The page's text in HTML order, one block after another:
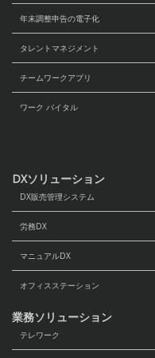
年末調整申告の電子化
タレントマネジメント
チームワークアプリ
ワーク バイタル
DXソリューション
DX販売管理システム
労務DX
マニュアルDX
オフィスステーション
業務ソリューション
テレワーク